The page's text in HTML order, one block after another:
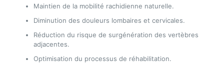
Maintien de la mobilité rachidienne naturelle.
Diminution des douleurs lombaires et cervicales.
Réduction du risque de surgénération des vertèbres
adjacentes.
Optimisation du processus de réhabilitation.